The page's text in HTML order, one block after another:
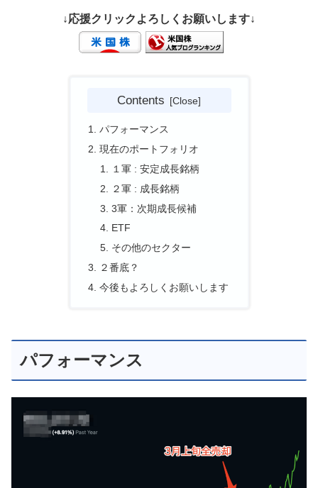
↓応援クリックよろしくお願いします↓
Contents
パフォーマンス
現在のポートフォリオ
１軍 : 安定成長銘柄
２軍 : 成長銘柄
3軍：次期成長候補
ETF
その他のセクター
２番底？
今後もよろしくお願いします
パフォーマンス